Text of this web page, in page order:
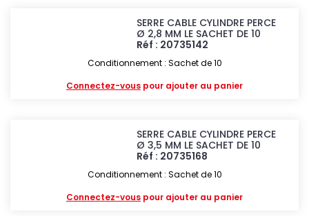
SERRE CABLE CYLINDRE PERCE
Ø 2,8 MM LE SACHET DE 10
Réf : 20735142
Conditionnement : Sachet de 10
Connectez-vous pour ajouter au panier
SERRE CABLE CYLINDRE PERCE
Ø 3,5 MM LE SACHET DE 10
Réf : 20735168
Conditionnement : Sachet de 10
Connectez-vous pour ajouter au panier